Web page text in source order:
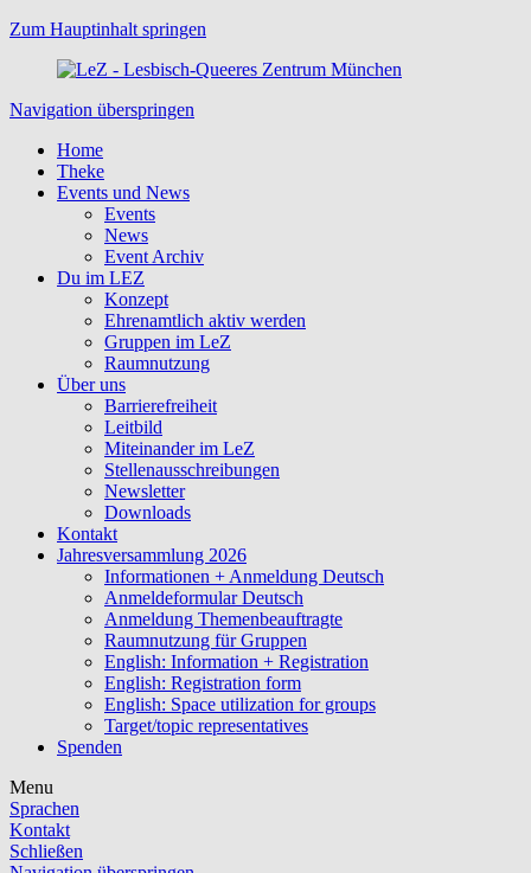
Zum Hauptinhalt springen
Navigation überspringen
Home
Theke
Events und News
Events
News
Event Archiv
Du im LEZ
Konzept
Ehrenamtlich aktiv werden
Gruppen im LeZ
Raumnutzung
Über uns
Barrierefreiheit
Leitbild
Miteinander im LeZ
Stellenausschreibungen
Newsletter
Downloads
Kontakt
Jahresversammlung 2026
Informationen + Anmeldung Deutsch
Anmeldeformular Deutsch
Anmeldung Themenbeauftragte
Raumnutzung für Gruppen
English: Information + Registration
English: Registration form
English: Space utilization for groups
Target/topic representatives
Spenden
Menu
Sprachen
Kontakt
Schließen